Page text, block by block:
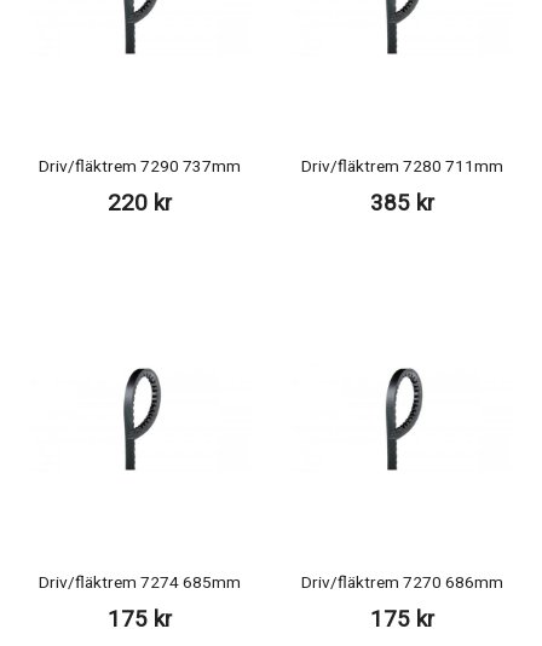
Driv/fläktrem 7290 737mm
220 kr
Driv/fläktrem 7280 711mm
385 kr
Driv/fläktrem 7274 685mm
175 kr
Driv/fläktrem 7270 686mm
175 kr